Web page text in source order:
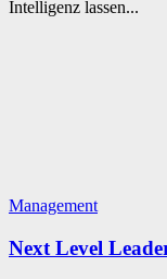
Intelligenz lassen...
Management
Next Level